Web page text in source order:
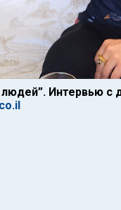
людей”. Интервью